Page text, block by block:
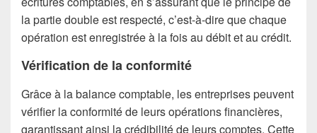
la partie double est respecté, c’est-à-dire que chaque
opération est enregistrée à la fois au débit et au crédit.
Vérification de la conformité
Grâce à la balance comptable, les entreprises peuvent
vérifier la conformité de leurs opérations financières,
garantissant ainsi la crédibilité de leurs comptes. Cette